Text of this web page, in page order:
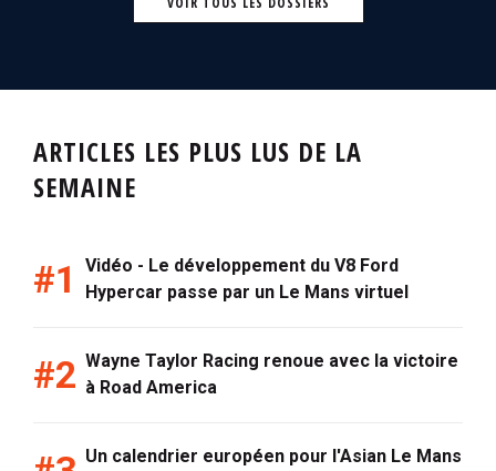
ARTICLES LES PLUS LUS DE LA
SEMAINE
Vidéo - Le développement du V8 Ford
Hypercar passe par un Le Mans virtuel
Wayne Taylor Racing renoue avec la victoire
à Road America
Un calendrier européen pour l'Asian Le Mans